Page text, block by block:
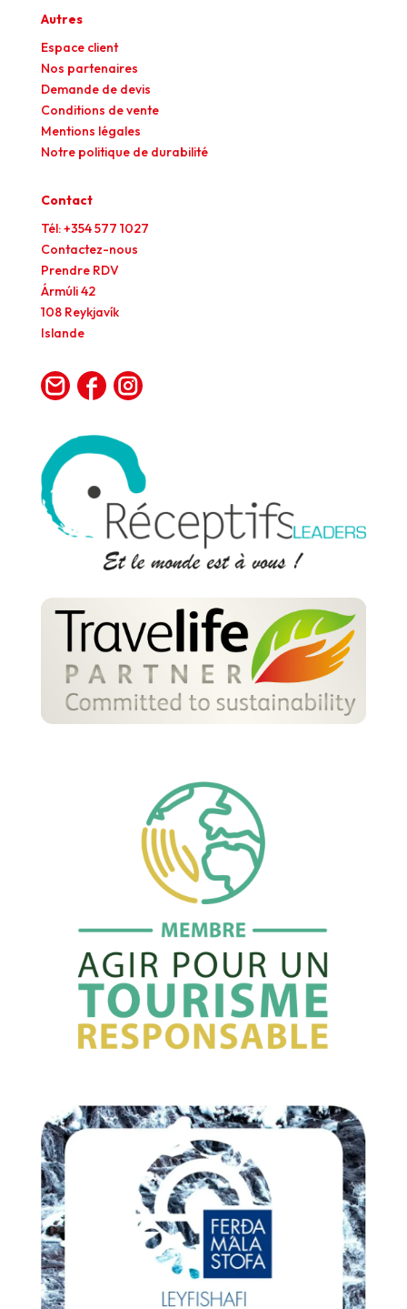
Autres
Espace client
Nos partenaires
Demande de devis
Conditions de vente
Mentions légales
Notre politique de durabilité
Contact
Tél: +354 577 1027
Contactez-nous
Prendre RDV
Ármúli 42
108 Reykjavík
Islande